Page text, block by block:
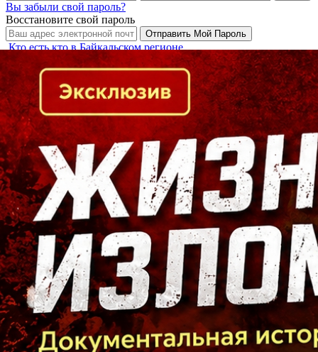
Вы забыли свой пароль?
Восстановите свой пароль
Кто есть кто в Байкальском регионе